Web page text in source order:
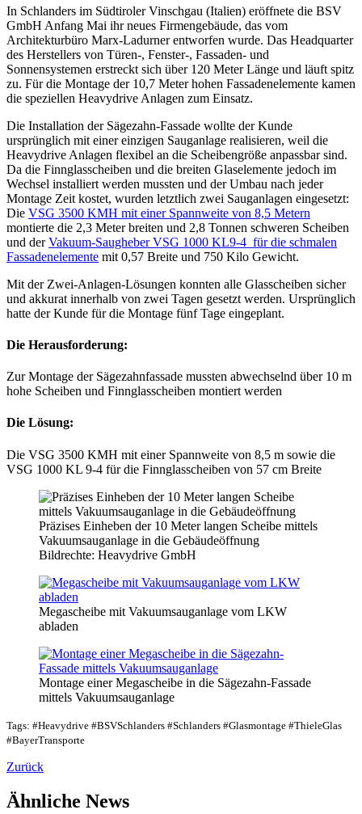
In Schlanders im Südtiroler Vinschgau (Italien) eröffnete die BSV
GmbH Anfang Mai ihr neues Firmengebäude, das vom
Architekturbüro Marx-Ladurner entworfen wurde. Das Headquarter
des Herstellers von Türen-, Fenster-, Fassaden- und
Sonnensystemen erstreckt sich über 120 Meter Länge und läuft spitz
zu. Für die Montage der 10,7 Meter hohen Fassadenelemente kamen
die speziellen Heavydrive Anlagen zum Einsatz.
Die Installation der Sägezahn-Fassade wollte der Kunde
ursprünglich mit einer einzigen Sauganlage realisieren, weil die
Heavydrive Anlagen flexibel an die Scheibengröße anpassbar sind.
Da die Finnglasscheiben und die breiten Glaselemente jedoch im
Wechsel installiert werden mussten und der Umbau nach jeder
Montage Zeit kostet, wurden letztlich zwei Sauganlagen eingesetzt:
Die VSG 3500 KMH mit einer Spannweite von 8,5 Metern
montierte die 2,3 Meter breiten und 2,8 Tonnen schweren Scheiben
und derVakuum-Saugheber VSG 1000 KL9-4 für die schmalen
Fassadenelemente mit 0,57 Breite und 750 Kilo Gewicht.
Mit der Zwei-Anlagen-Lösungen konnten alle Glasscheiben sicher
und akkurat innerhalb von zwei Tagen gesetzt werden. Ursprünglich
hatte der Kunde für die Montage fünf Tage eingeplant.
Die Herausforderung:
Zur Montage der Sägezahnfassade mussten abwechselnd über 10 m
hohe Scheiben und Finnglasscheiben montiert werden
Die Lösung:
Die VSG 3500 KMH mit einer Spannweite von 8,5 m sowie die
VSG 1000 KL 9-4 für die Finnglasscheiben von 57 cm Breite
Präzises Einheben der 10 Meter langen Scheibe mittels
Vakuumsauganlage in die Gebäudeöffnung
Bildrechte: Heavydrive GmbH
Megascheibe mit Vakuumsauganlage vom LKW
abladen
Montage einer Megascheibe in die Sägezahn-Fassade
mittels Vakuumsauganlage
Tags: #Heavydrive #BSVSchlanders #Schlanders #Glasmontage #ThieleGlas
#BayerTransporte
Zurück
Ähnliche News